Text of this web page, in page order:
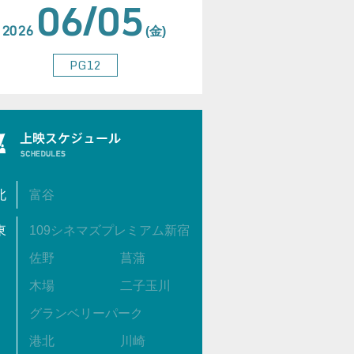
2026 06/05 (金)
PG12
富谷
109シネマズプレミアム新宿
佐野 菖蒲
木場 二子玉川
グランベリーパーク
港北 川崎